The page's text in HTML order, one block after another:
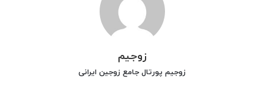
زوجیم
زوجیم پورتال جامع زوجین ایرانی